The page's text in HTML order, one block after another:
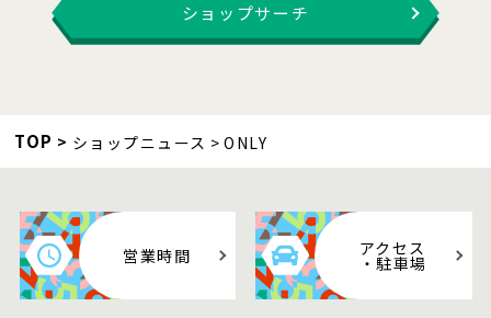
ショップサーチ
TOP ショップニュース ONLY
営業時間 アクセス
・駐車場